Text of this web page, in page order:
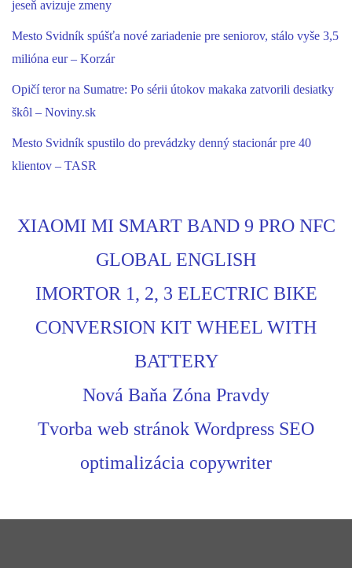
jeseň avizuje zmeny
Mesto Svidník spúšťa nové zariadenie pre seniorov, stálo vyše 3,5
milióna eur – Korzár
Opičí teror na Sumatre: Po sérii útokov makaka zatvorili desiatky
škôl – Noviny.sk
Mesto Svidník spustilo do prevádzky denný stacionár pre 40
klientov – TASR
XIAOMI MI SMART BAND 9 PRO NFC
GLOBAL ENGLISH
IMORTOR 1, 2, 3 ELECTRIC BIKE
CONVERSION KIT WHEEL WITH
BATTERY
Nová Baňa Zóna Pravdy
Tvorba web stránok Wordpress SEO
optimalizácia copywriter